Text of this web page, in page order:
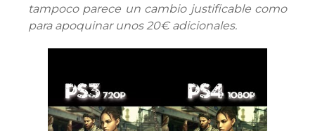
tampoco parece un cambio justificable como
para apoquinar unos 20€ adicionales.